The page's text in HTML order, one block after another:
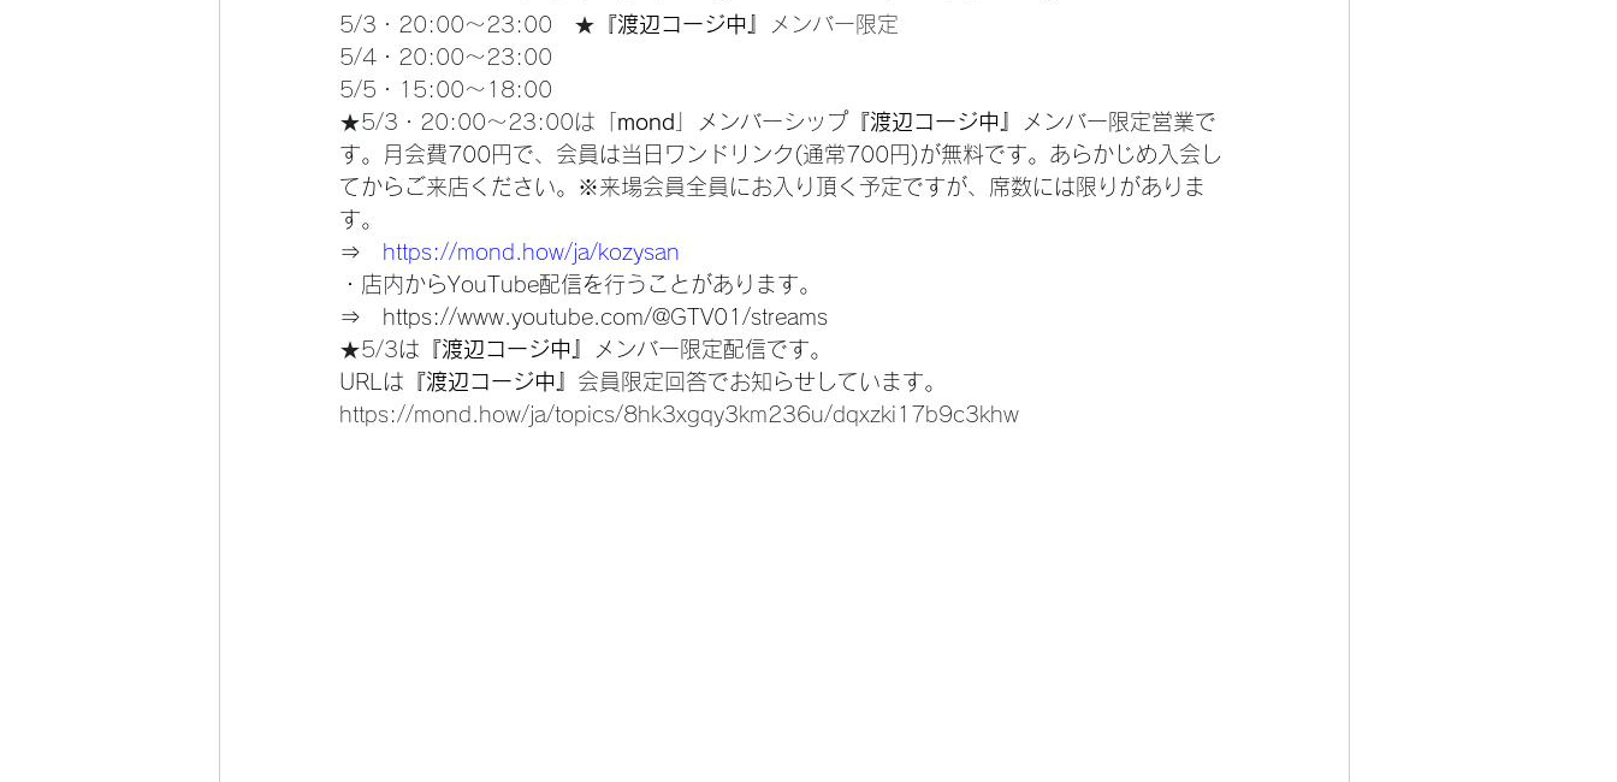
5/3・20:00〜23:00　★ 『渡辺コージ中』
メンバー限定
5/4・20:00〜23:00
5/5・15:00〜18:00
★5/3・20:00〜23:00は
mond 」メンバーシップ 『渡辺コージ中』
メンバー限定営業で
す。月会費700円で、会員は当日ワンドリンク(通常700円)が無料です。あらかじめ入会し
てからご来店ください。
※来場会員全員にお入り頂く予定ですが、席数には限りがありま
す。
⇒
https://mond.how/ja/kozysan
・店内からYouTube配信を行うことがあります。
⇒
https://www.youtube.com/@GTV01/streams
★5/3は 『渡辺コージ中』
メンバー限定配信です。
URLは 『渡辺コージ中』 会員限定回答でお知らせしています。
https://mond.how/ja/topics/8hk3xgqy3km236u/dqxzki17b9c3khw